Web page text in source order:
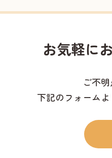
お気軽に
ご不
下記のフォーム